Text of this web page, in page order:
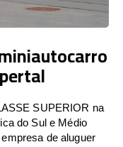
SUPERIOR na
do Sul e Médio
de aluguer